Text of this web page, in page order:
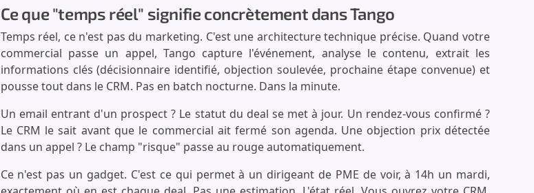
Ce que "temps réel" signifie concrètement dans Tango
Temps réel, ce n'est pas du marketing. C'est une architecture technique précise. Quand votre
commercial passe un appel, Tango capture l'événement, analyse le contenu, extrait les
informations clés (décisionnaire identifié, objection soulevée, prochaine étape convenue) et
pousse tout dans le CRM. Pas en batch nocturne. Dans la minute.
Un email entrant d'un prospect ? Le statut du deal se met à jour. Un rendez-vous confirmé ?
Le CRM le sait avant que le commercial ait fermé son agenda. Une objection prix détectée
dans un appel ? Le champ "risque" passe au rouge automatiquement.
Ce n'est pas un gadget. C'est ce qui permet à un dirigeant de PME de voir, à 14h un mardi,